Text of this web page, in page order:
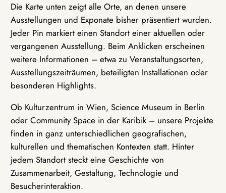
Die Karte unten zeigt alle Orte, an denen unsere
Ausstellungen und Exponate bisher präsentiert wurden.
Jeder Pin markiert einen Standort einer aktuellen oder
vergangenen Ausstellung. Beim Anklicken erscheinen
weitere Informationen – etwa zu Veranstaltungsorten,
Ausstellungszeiträumen, beteiligten Installationen oder
besonderen Highlights.
Ob Kulturzentrum in Wien, Science Museum in Berlin
oder Community Space in der Karibik – unsere Projekte
finden in ganz unterschiedlichen geografischen,
kulturellen und thematischen Kontexten statt. Hinter
jedem Standort steckt eine Geschichte von
Zusammenarbeit, Gestaltung, Technologie und
Besucherinteraktion.